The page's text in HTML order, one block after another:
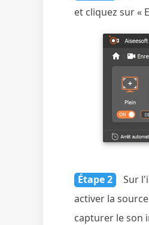
et cliquez sur «
Étape 2
Sur
activer la
capturer le son